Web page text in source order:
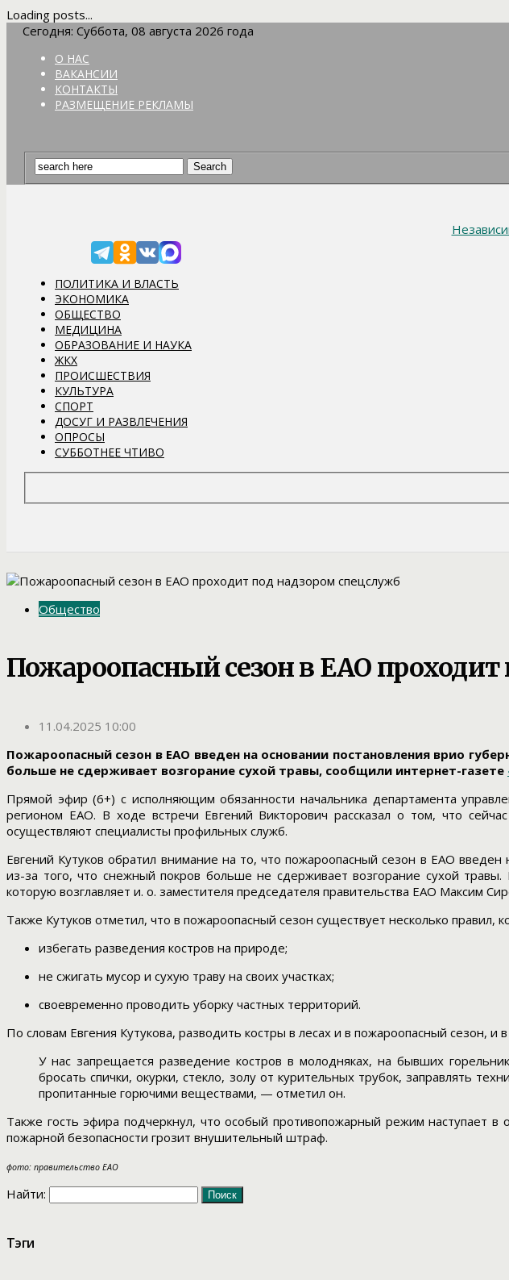
Loading posts...
Сегодня: Суббота, 08 августа 2026 года
О НАС
ВАКАНСИИ
КОНТАКТЫ
РАЗМЕЩЕНИЕ РЕКЛАМЫ
ПОЛИТИКА И ВЛАСТЬ
ЭКОНОМИКА
ОБЩЕСТВО
МЕДИЦИНА
ОБРАЗОВАНИЕ И НАУКА
ЖКХ
ПРОИСШЕСТВИЯ
КУЛЬТУРА
СПОРТ
ДОСУГ И РАЗВЛЕЧЕНИЯ
ОПРОСЫ
СУББОТНЕЕ ЧТИВО
Общество
Пожароопасный сезон в ЕАО
11.04.2025 10:00
Пожароопасный сезон в ЕАО введен на основании постановления врио
больше не сдерживает возгорание сухой травы, сообщили интернет-газете
Прямой эфир (6+) с исполняющим обязанности начальника департамента
регионом ЕАО. В ходе встречи Евгений Викторович рассказал о том, что
осуществляют специалисты профильных служб.
Евгений Кутуков обратил внимание на то, что пожароопасный сезон в ЕАО
из-за того, что снежный покров больше не сдерживает возгорание сухой
которую возглавляет и. о. заместителя председателя правительства ЕАО Максим
Также Кутуков отметил, что в пожароопасный сезон существует несколько
избегать разведения костров на природе;
не сжигать мусор и сухую траву на своих участках;
своевременно проводить уборку частных территорий.
По словам Евгения Кутукова, разводить костры в лесах и в пожароопасный сезон,
У нас запрещается разведение костров в молодняках, на бывших
бросать спички, окурки, стекло, золу от курительных трубок, заправлять
пропитанные горючими веществами, — отметил он.
Также гость эфира подчеркнул, что особый противопожарный режим наступает в
пожарной безопасности грозит внушительный штраф.
фото: правительство ЕАО
Найти:
Тэги